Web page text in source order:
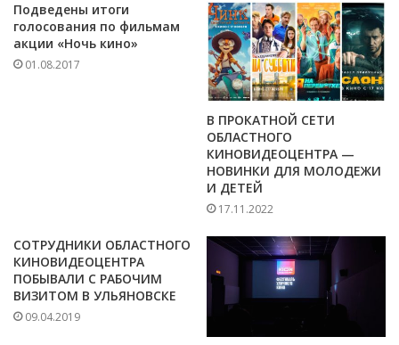
Подведены итоги
голосования по фильмам
акции «Ночь кино»
01.08.2017
В ПРОКАТНОЙ СЕТИ
ОБЛАСТНОГО
КИНОВИДЕОЦЕНТРА —
НОВИНКИ ДЛЯ МОЛОДЕЖИ
И ДЕТЕЙ
17.11.2022
СОТРУДНИКИ ОБЛАСТНОГО
КИНОВИДЕОЦЕНТРА
ПОБЫВАЛИ С РАБОЧИМ
ВИЗИТОМ В УЛЬЯНОВСКЕ
09.04.2019